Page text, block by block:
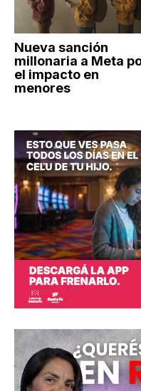
Nueva sanción
millonaria a Meta
el impacto en
menores